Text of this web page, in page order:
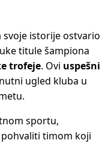
istorije ostvario
titule šampiona
trofeje. Ovi uspešni
ugled kluba u
sportu,
timom koji